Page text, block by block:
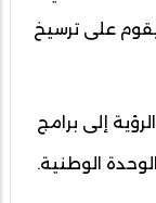
يقوم على ترسيخ
إلى برامج
الوطنية.